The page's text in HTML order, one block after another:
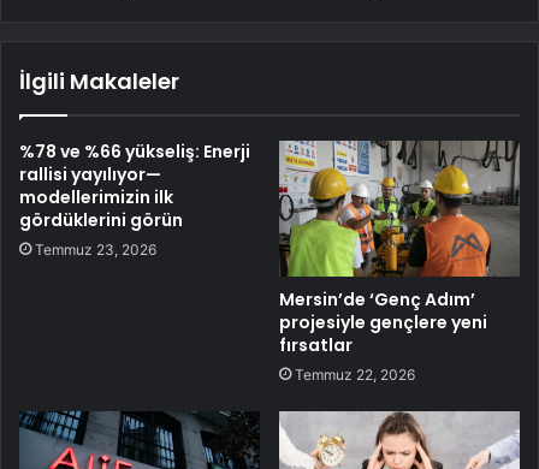
İlgili Makaleler
%78 ve %66 yükseliş: Enerji
rallisi yayılıyor—
modellerimizin ilk
gördüklerini görün
Temmuz 23, 2026
Mersin’de ‘Genç Adım’
projesiyle gençlere yeni
fırsatlar
Temmuz 22, 2026